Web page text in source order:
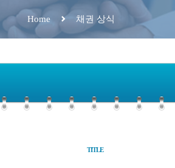
Home 채권 상식
TITLE